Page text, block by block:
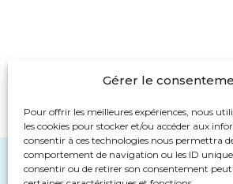
Gérer le
Pour offrir les meilleures expériences, nous
les cookies pour stocker et/ou accéder aux
consentir à ces technologies nous permettra
comportement de navigation ou les ID
consentir ou de retirer son consentement